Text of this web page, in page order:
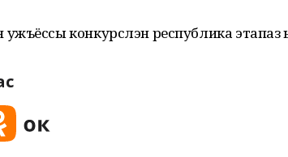
ужъёссы конкурслэн республика